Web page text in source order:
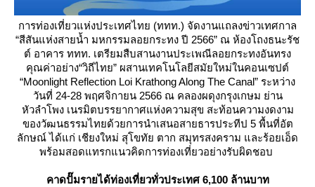
การท่องเที่ยวแห่งประเทศไทย (ททท.) จัดงานแถลงข่าวเทศกาล
“สีสันแห่งสายน้ำ มหกรรมลอยกระทง ปี 2566” ณ ห้องโถงธนะรัช
ต์ อาคาร ททท. เตรียมสืบสานงานประเพณีลอยกระทงอันทรง
คุณค่าอย่าง“วิถีไทย” ผสานเทคโนโลยีสมัยใหม่ในคอนเซปต์
“Moonlight Reflection Loi Krathong Along The Canal” ระหว่าง
วันที่ 24-28 พฤศจิกายน 2566 ณ คลองผดุงกรุงเกษม ย่าน
หัวลำโพง เนรมิตบรรยากาศแห่งความสุข สะท้อนความงดงาม
ของวัฒนธรรมไทยด้วยการนำเสนอสายธารประทีป 5 พื้นที่อัต
ลักษณ์ ได้แก่ เชียงใหม่ สุโขทัย ตาก สมุทรสงคราม และร้อยเอ็ด
พร้อมสอดแทรกแนวคิดการท่องเที่ยวอย่างรับผิดชอบ
คาดปั๊มรายได้ท่องเที่ยวทั่วประเทศ 6,100 ล้านบาท